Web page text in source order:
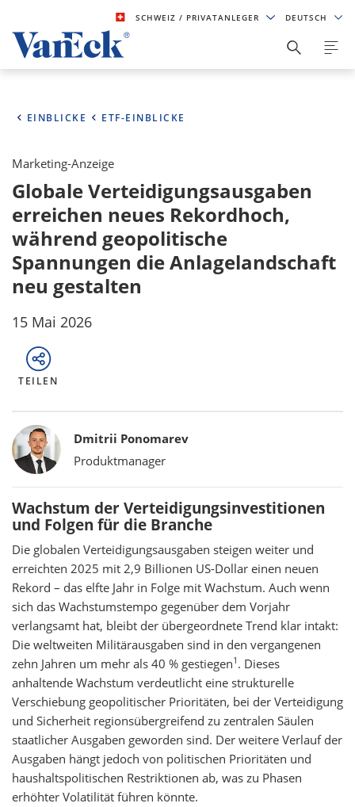
SCHWEIZ/ PRIVATANLEGER DEUTSCH
EINBLICKE ETF-EINBLICKE
Marketing-Anzeige
Globale Verteidigungsausgaben
erreichen neues Rekordhoch,
während geopolitische
Spannungen die Anlagelandschaft
neu gestalten
15 Mai 2026
TEILEN
Bylines
Dmitrii Ponomarev
Produktmanager
Wachstum der Verteidigungsinvestitionen
und Folgen für die Branche
Die globalen Verteidigungsausgaben steigen weiter und
erreichten 2025 mit 2,9 Billionen US-Dollar einen neuen
Rekord – das elfte Jahr in Folge mit Wachstum. Auch wenn
sich das Wachstumstempo gegenüber dem Vorjahr
verlangsamt hat, bleibt der übergeordnete Trend klar intakt:
Die weltweiten Militärausgaben sind in den vergangenen
zehn Jahren um mehr als 40 % gestiegen1 . Dieses
anhaltende Wachstum verdeutlicht eine strukturelle
Verschiebung geopolitischer Prioritäten, bei der Verteidigung
und Sicherheit regionsübergreifend zu zentralen Säulen
staatlicher Ausgaben geworden sind. Der weitere Verlauf der
Ausgaben hängt jedoch von politischen Prioritäten und
haushaltspolitischen Restriktionen ab, was zu Phasen
erhöhter Volatilität führen könnte.